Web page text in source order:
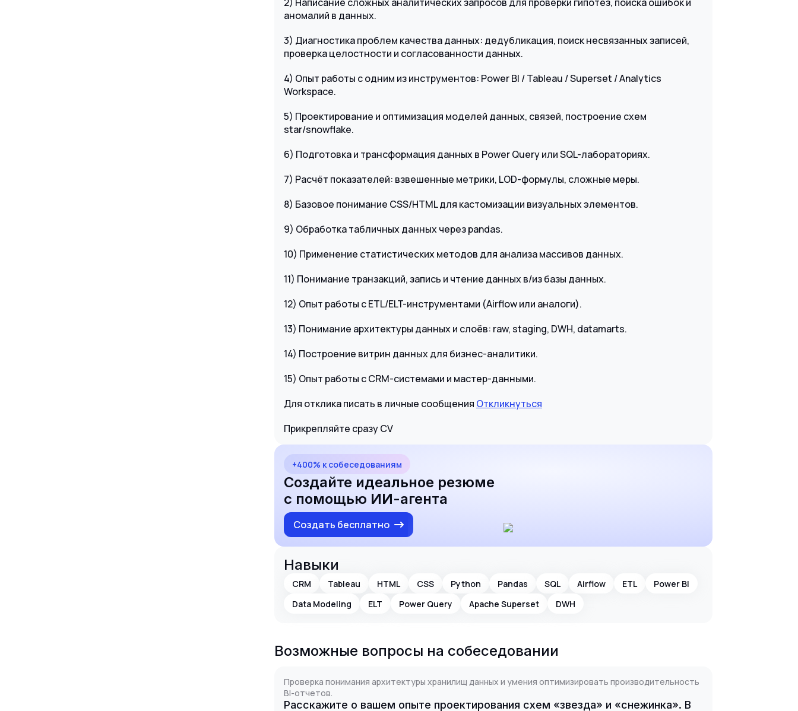
аномалий в данных.
3) Диагностика проблем качества данных: дедубликация, поиск несвязанных записей,
проверка целостности и согласованности данных.
4) Опыт работы с одним из инструментов: Power BI / Tableau / Superset / Analytics
Workspace.
5) Проектирование и оптимизация моделей данных, связей, построение схем
star/snowflake.
6) Подготовка и трансформация данных в Power Query или SQL-лабораториях.
7) Расчёт показателей: взвешенные метрики, LOD-формулы, сложные меры.
8) Базовое понимание CSS/HTML для кастомизации визуальных элементов.
9) Обработка табличных данных через pandas.
10) Применение статистических методов для анализа массивов данных.
11) Понимание транзакций, запись и чтение данных в/из базы данных.
12) Опыт работы с ETL/ELT-инструментами (Airflow или аналоги).
13) Понимание архитектуры данных и слоёв: raw, staging, DWH, datamarts.
14) Построение витрин данных для бизнес-аналитики.
15) Опыт работы с CRM-системами и мастер-данными.
Для отклика писать в личные сообщения Откликнуться
Прикрепляйте сразу CV
+400% к собеседованиям
Создайте идеальное резюме
с помощью ИИ-агента
Создать бесплатно
Навыки
CRM Tableau HTML CSS Python Pandas SQL Airflow ETL
Power BI
Data Modeling
ELT Power Query Apache Superset DWH
Возможные вопросы на собеседовании
Проверка понимания архитектуры хранилищ данных и умения оптимизировать производительность
BI-отчетов.
Расскажите о вашем опыте проектирования схем «звезда» и «снежинка». В